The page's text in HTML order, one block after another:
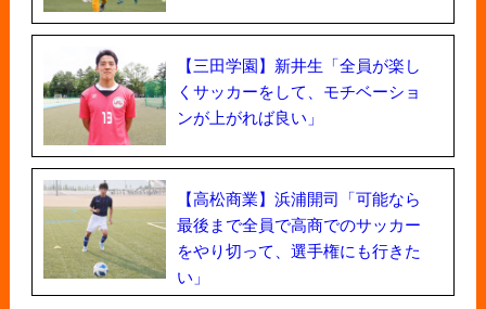
【三田学園】新井生「全員が楽し
くサッカーをして、モチベーショ
ンが上がれば良い」
【高松商業】浜浦開司「可能なら
最後まで全員で高商でのサッカー
をやり切って、選手権にも行きた
い」